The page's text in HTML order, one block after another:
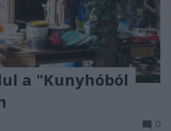
a "Kunyhóból
0